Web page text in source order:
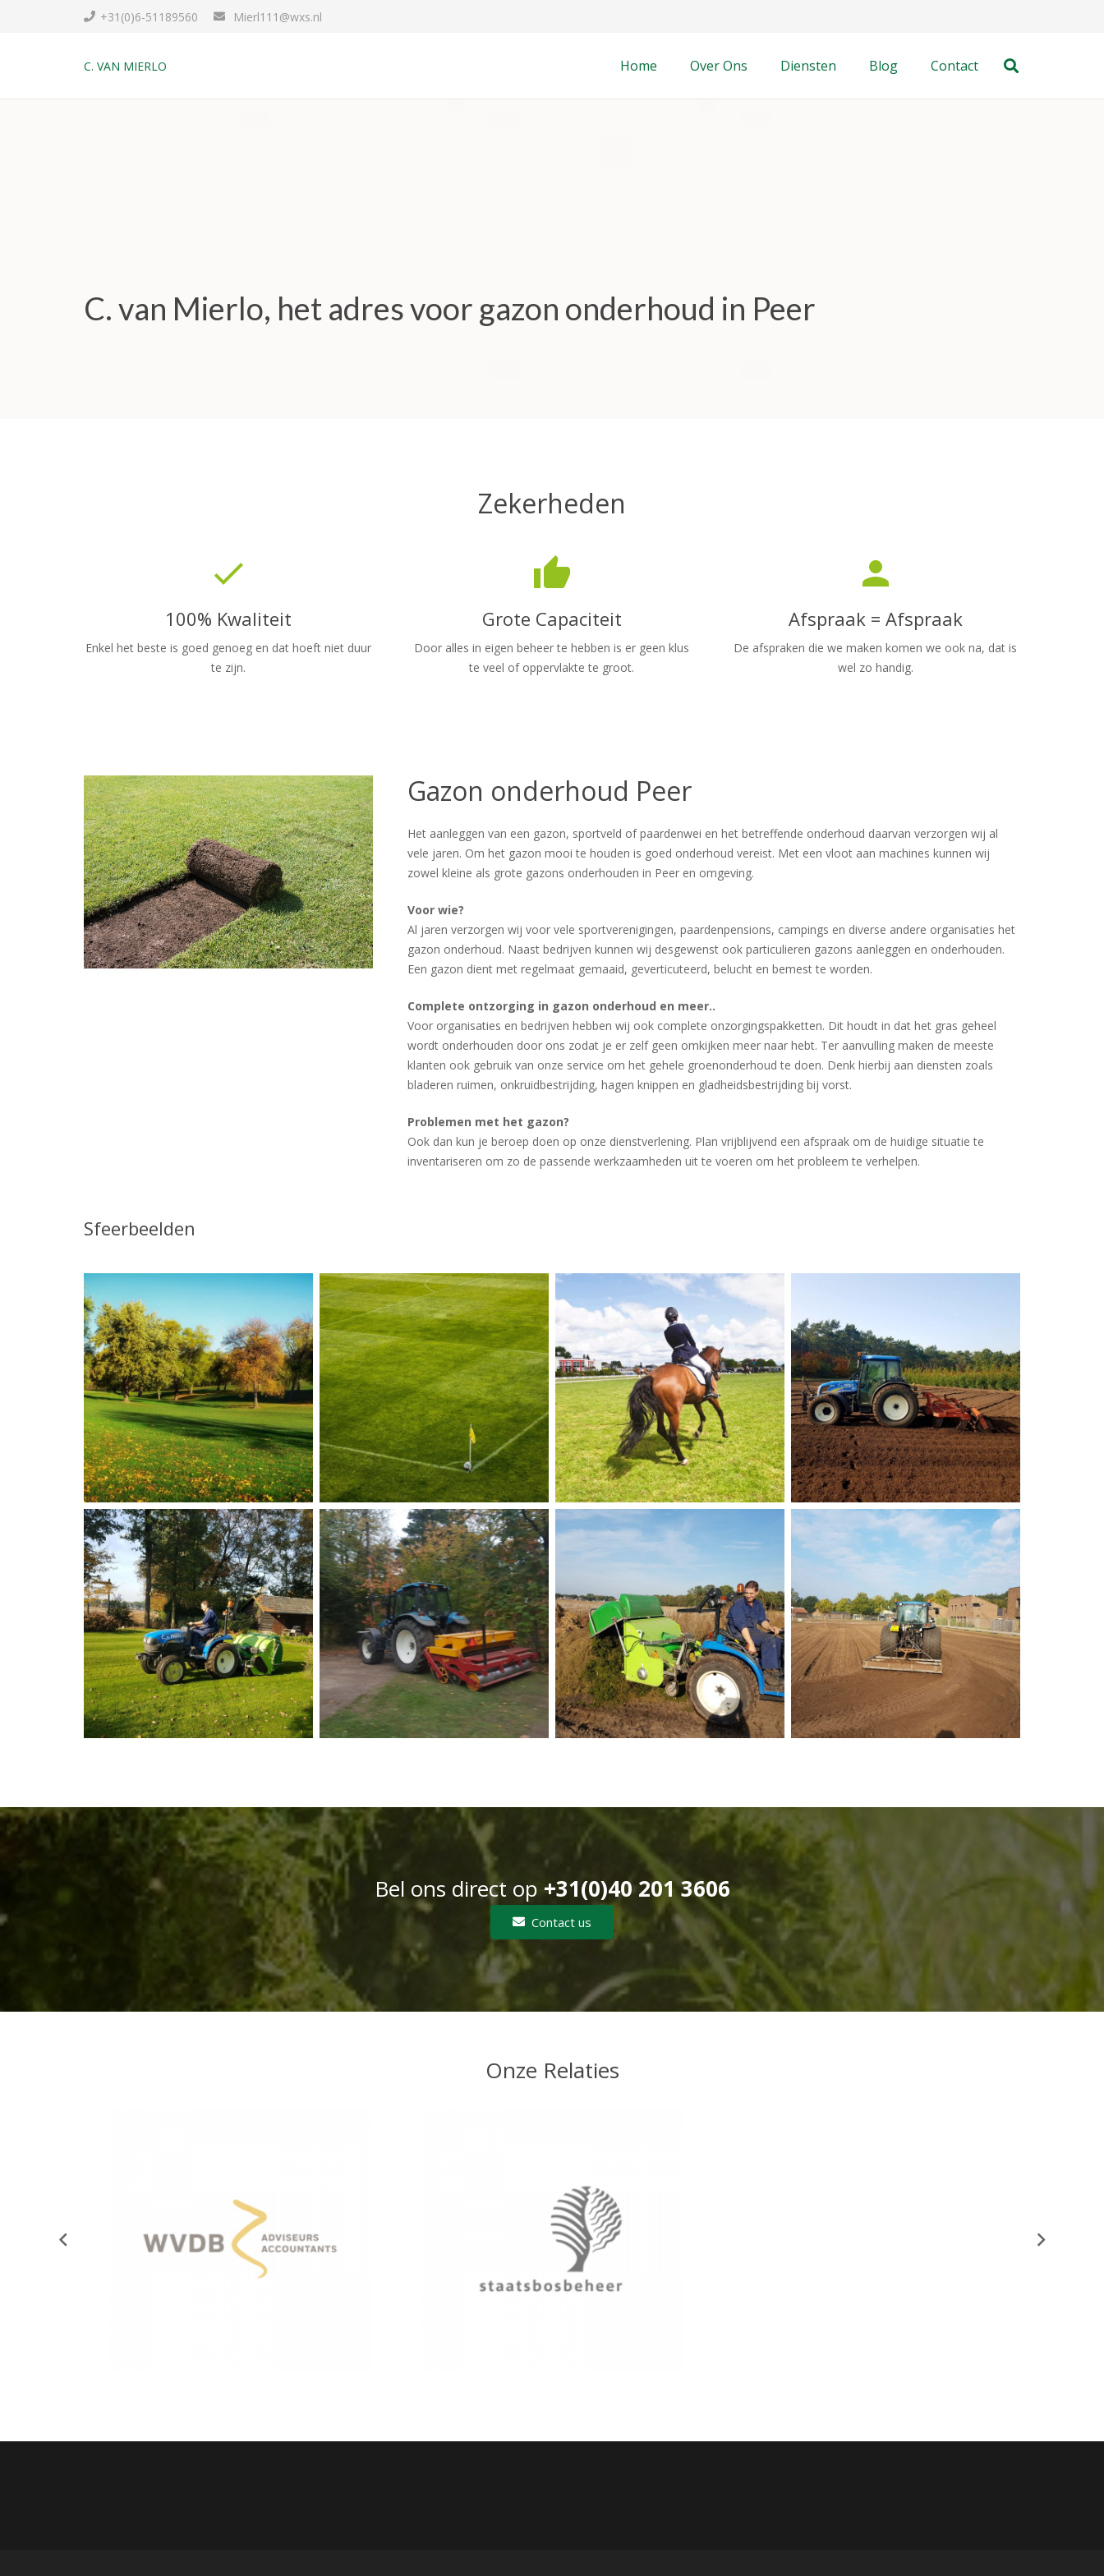
+31(0)6-51189560 Mierl111@wxs.nl
C. VAN MIERLO Home Over Ons Diensten Blog Contact
C. van Mierlo, het adres voor gazon onderhoud in Peer
Zekerheden
done
100% Kwaliteit
Enkel het beste is goed genoeg en dat hoeft niet duur
te zijn.
thumb_up
Grote Capaciteit
Door alles in eigen beheer te hebben is er geen klus
te veel of oppervlakte te groot.
person
Afspraak = Afspraak
De afspraken die we maken komen we ook na, dat is
wel zo handig.
Gazon onderhoud Peer
Het aanleggen van een gazon, sportveld of paardenwei en het betreffende onderhoud daarvan verzorgen wij al
vele jaren. Om het gazon mooi te houden is goed onderhoud vereist. Met een vloot aan machines kunnen wij
zowel kleine als grote gazons onderhouden in Peer en omgeving.
Voor wie?
Al jaren verzorgen wij voor vele sportverenigingen, paardenpensions, campings en diverse andere organisaties het
gazon onderhoud. Naast bedrijven kunnen wij desgewenst ook particulieren gazons aanleggen en onderhouden.
Een gazon dient met regelmaat gemaaid, geverticuteerd, belucht en bemest te worden.
Complete ontzorging in gazon onderhoud en meer..
Voor organisaties en bedrijven hebben wij ook complete onzorgingspakketten. Dit houdt in dat het gras geheel
wordt onderhouden door ons zodat je er zelf geen omkijken meer naar hebt. Ter aanvulling maken de meeste
klanten ook gebruik van onze service om het gehele groenonderhoud te doen. Denk hierbij aan diensten zoals
bladeren ruimen, onkruidbestrijding, hagen knippen en gladheidsbestrijding bij vorst.
Problemen met het gazon?
Ook dan kun je beroep doen op onze dienstverlening. Plan vrijblijvend een afspraak om de huidige situatie te
inventariseren om zo de passende werkzaamheden uit te voeren om het probleem te verhelpen.
Sfeerbeelden
Bel ons direct op +31(0)40 201 3606
Contact us
Onze Relaties